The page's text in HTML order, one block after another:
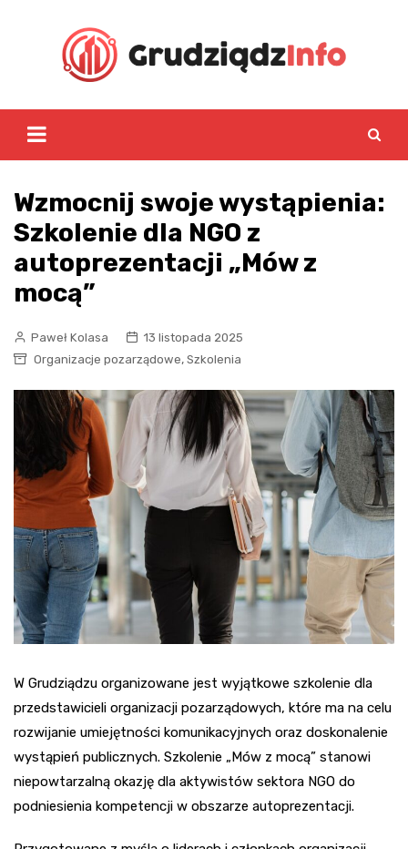
Wzmocnij swoje wystąpienia:
Szkolenie dla NGO z
autoprezentacji „Mów z
mocą”
Paweł Kolasa
13 listopada 2025
Organizacje pozarządowe, Szkolenia
W Grudziądzu organizowane jest wyjątkowe szkolenie dla
przedstawicieli organizacji pozarządowych, które ma na celu
rozwijanie umiejętności komunikacyjnych oraz doskonalenie
wystąpień publicznych. Szkolenie „Mów z mocą” stanowi
niepowtarzalną okazję dla aktywistów sektora NGO do
podniesienia kompetencji w obszarze autoprezentacji.